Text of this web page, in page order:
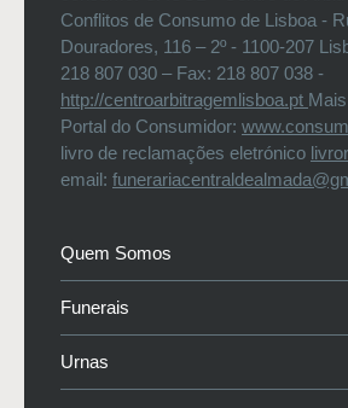
Conflitos de Consumo de Lisboa -
Douradores, 116 – 2º - 1100-207
218 807 030 – Fax: 218 807 038 -
http://centroarbitragemlisboa.pt
Portal do Consumidor:
livro de reclamações eletrónico
email:
Quem Somos
Funerais
Urnas